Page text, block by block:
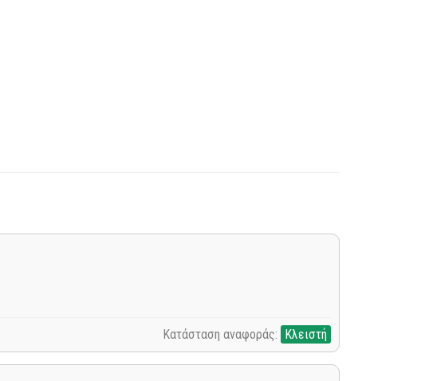
Κατάσταση αναφοράς: Κλειστή